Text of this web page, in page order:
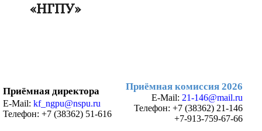
«НГПУ»
Приёмная директора
E-Mail: kf_ngpu@nspu.ru
Телефон: +7 (38362) 51-616
Приёмная комиссия 2026
E-Mail: 21-146@mail.ru
Телефон: +7 (38362) 21-146
+7-913-759-67-66